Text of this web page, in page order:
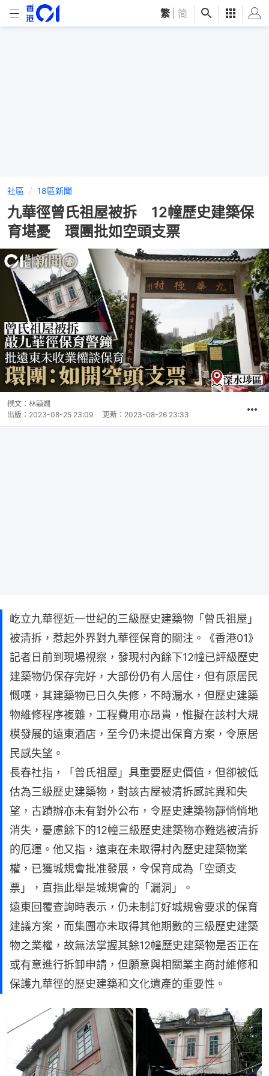
繁 简
社區 18區新聞
九華徑曾氏祖屋被拆 12幢歷史建築保
育堪憂 環團批如空頭支票
撰文： 林穎嫺
出版： 2023-08-25 23:09 更新： 2023-08-26 23:33
屹立九華徑近一世紀的三級歷史建築物「曾氏祖屋」
被清拆，惹起外界對九華徑保育的關注。《香港01》
記者日前到現場視察，發現村內餘下12幢已評級歷史
建築物仍保存完好，大部份仍有人居住，但有原居民
慨嘆，其建築物已日久失修，不時漏水，但歷史建築
物維修程序複雜，工程費用亦昂貴，惟擬在該村大規
模發展的遠東酒店，至今仍未提出保育方案，令原居
民感失望。
長春社指，「曾氏祖屋」具重要歷史價值，但卻被低
估為三級歷史建築物，對該古屋被清拆感詫異和失
望，古蹟辦亦未有對外公布，令歷史建築物靜悄悄地
消失，憂慮餘下的12幢三級歷史建築物亦難逃被清拆
的厄運。他又指，遠東在未取得村內歷史建築物業
權，已獲城規會批准發展，令保育成為「空頭支
票」，直指此舉是城規會的「漏洞」。
遠東回覆查詢時表示，仍未制訂好城規會要求的保育
建議方案，而集團亦未取得其他期數的三級歷史建築
物之業權，故無法掌握其餘12幢歷史建築物是否正在
或有意進行拆卸申請，但願意與相關業主商討維修和
保護九華徑的歷史建築和文化遺產的重要性。